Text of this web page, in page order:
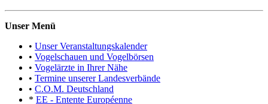
Unser Menü
• Unser Veranstaltungskalender
• Vogelschauen und Vogelbörsen
• Vogelärzte in Ihrer Nähe
• Termine unserer Landesverbände
• C.O.M. Deutschland
* EE - Entente Européenne